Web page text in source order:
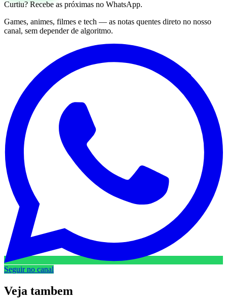
Curtiu? Recebe as próximas no WhatsApp.
Games, animes, filmes e tech — as notas quentes direto no nosso
canal, sem depender de algoritmo.
Seguir no canal
Veja tambem